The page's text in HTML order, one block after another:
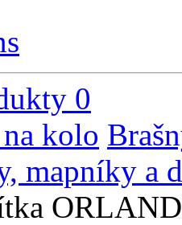
0
kolo
mapníky a